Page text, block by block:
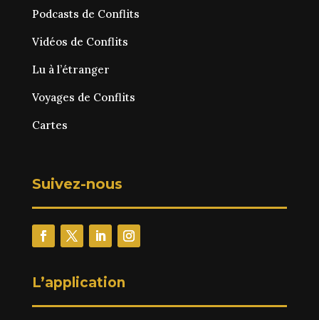
Podcasts de Conflits
Vidéos de Conflits
Lu à l’étranger
Voyages de Conflits
Cartes
Suivez-nous
L’application